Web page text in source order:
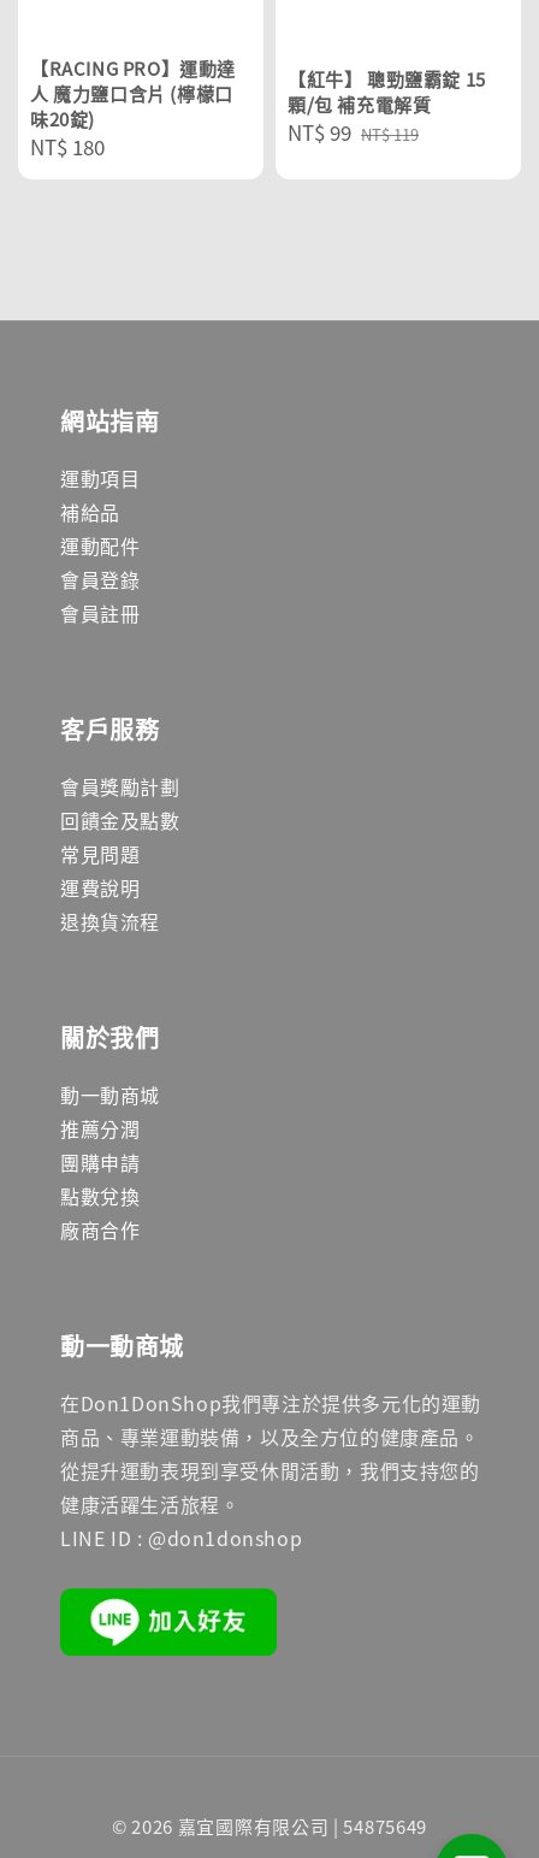
【RACING PRO】運動達
人 魔力鹽口含片 (檸檬口
味20錠)
Regular
price
NT$ 180
【紅牛】 聰勁鹽霸錠 15
顆/包 補充電解質
Sale
NT$ 99 Regular
NT$ 119
網站指南
運動項目
補給品
運動配件
會員登錄
會員註冊
客戶服務
會員獎勵計劃
回饋金及點數
常見問題
運費說明
退換貨流程
關於我們
動一動商城
推薦分潤
團購申請
點數兌換
廠商合作
動一動商城
在Don1DonShop我們專注於提供多元化的運動
商品、專業運動裝備，以及全方位的健康產品。
從提升運動表現到享受休閒活動，我們支持您的
健康活躍生活旅程。
LINE ID : @don1donshop
© 2026 嘉宜國際有限公司 | 54875649